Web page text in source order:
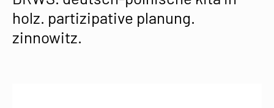
holz. partizipative planung.
zinnowitz.